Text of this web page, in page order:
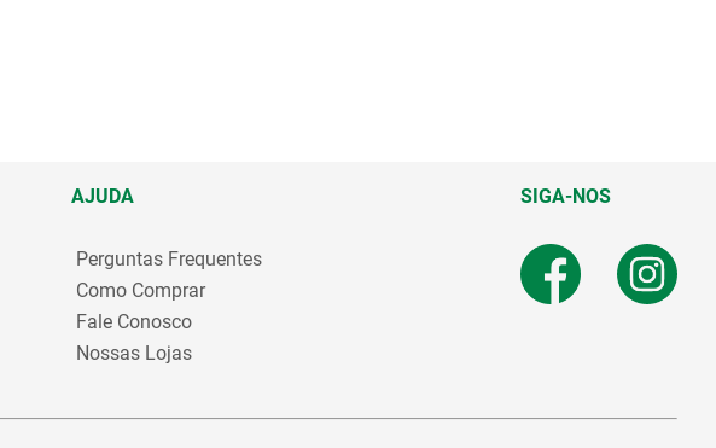
AJUDA
Perguntas Frequentes
Como Comprar
Fale Conosco
Nossas Lojas
SIGA-NOS